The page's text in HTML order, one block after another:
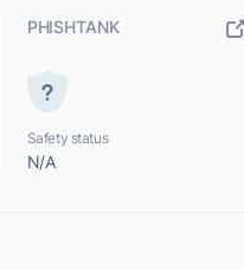
PHISHTANK
Safety status
N/A